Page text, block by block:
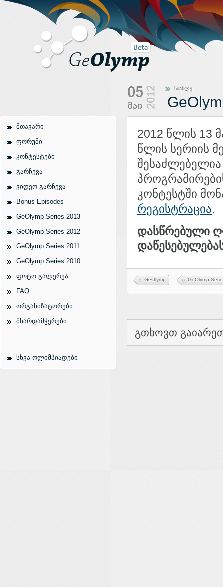
მთავარი
ფორუმი
კონტესტები
გარჩევა
ვიდეო გარჩევა
Bonus Episodes
GeOlymp Series 2013
GeOlymp Series 2012
GeOlymp Series 2011
GeOlymp Series 2010
ფოტო გალერეა
FAQ
ორგანიზატორები
მხარდამჭერები
სხვა ოლიმპიადები
სიახლე
2012 წლის 13
წლის სერიის
შესაძლებელია
კონტესტში
რეგისტრაცია.
დასწრებული
GeOlymp GeOlymp
გთხოვთ